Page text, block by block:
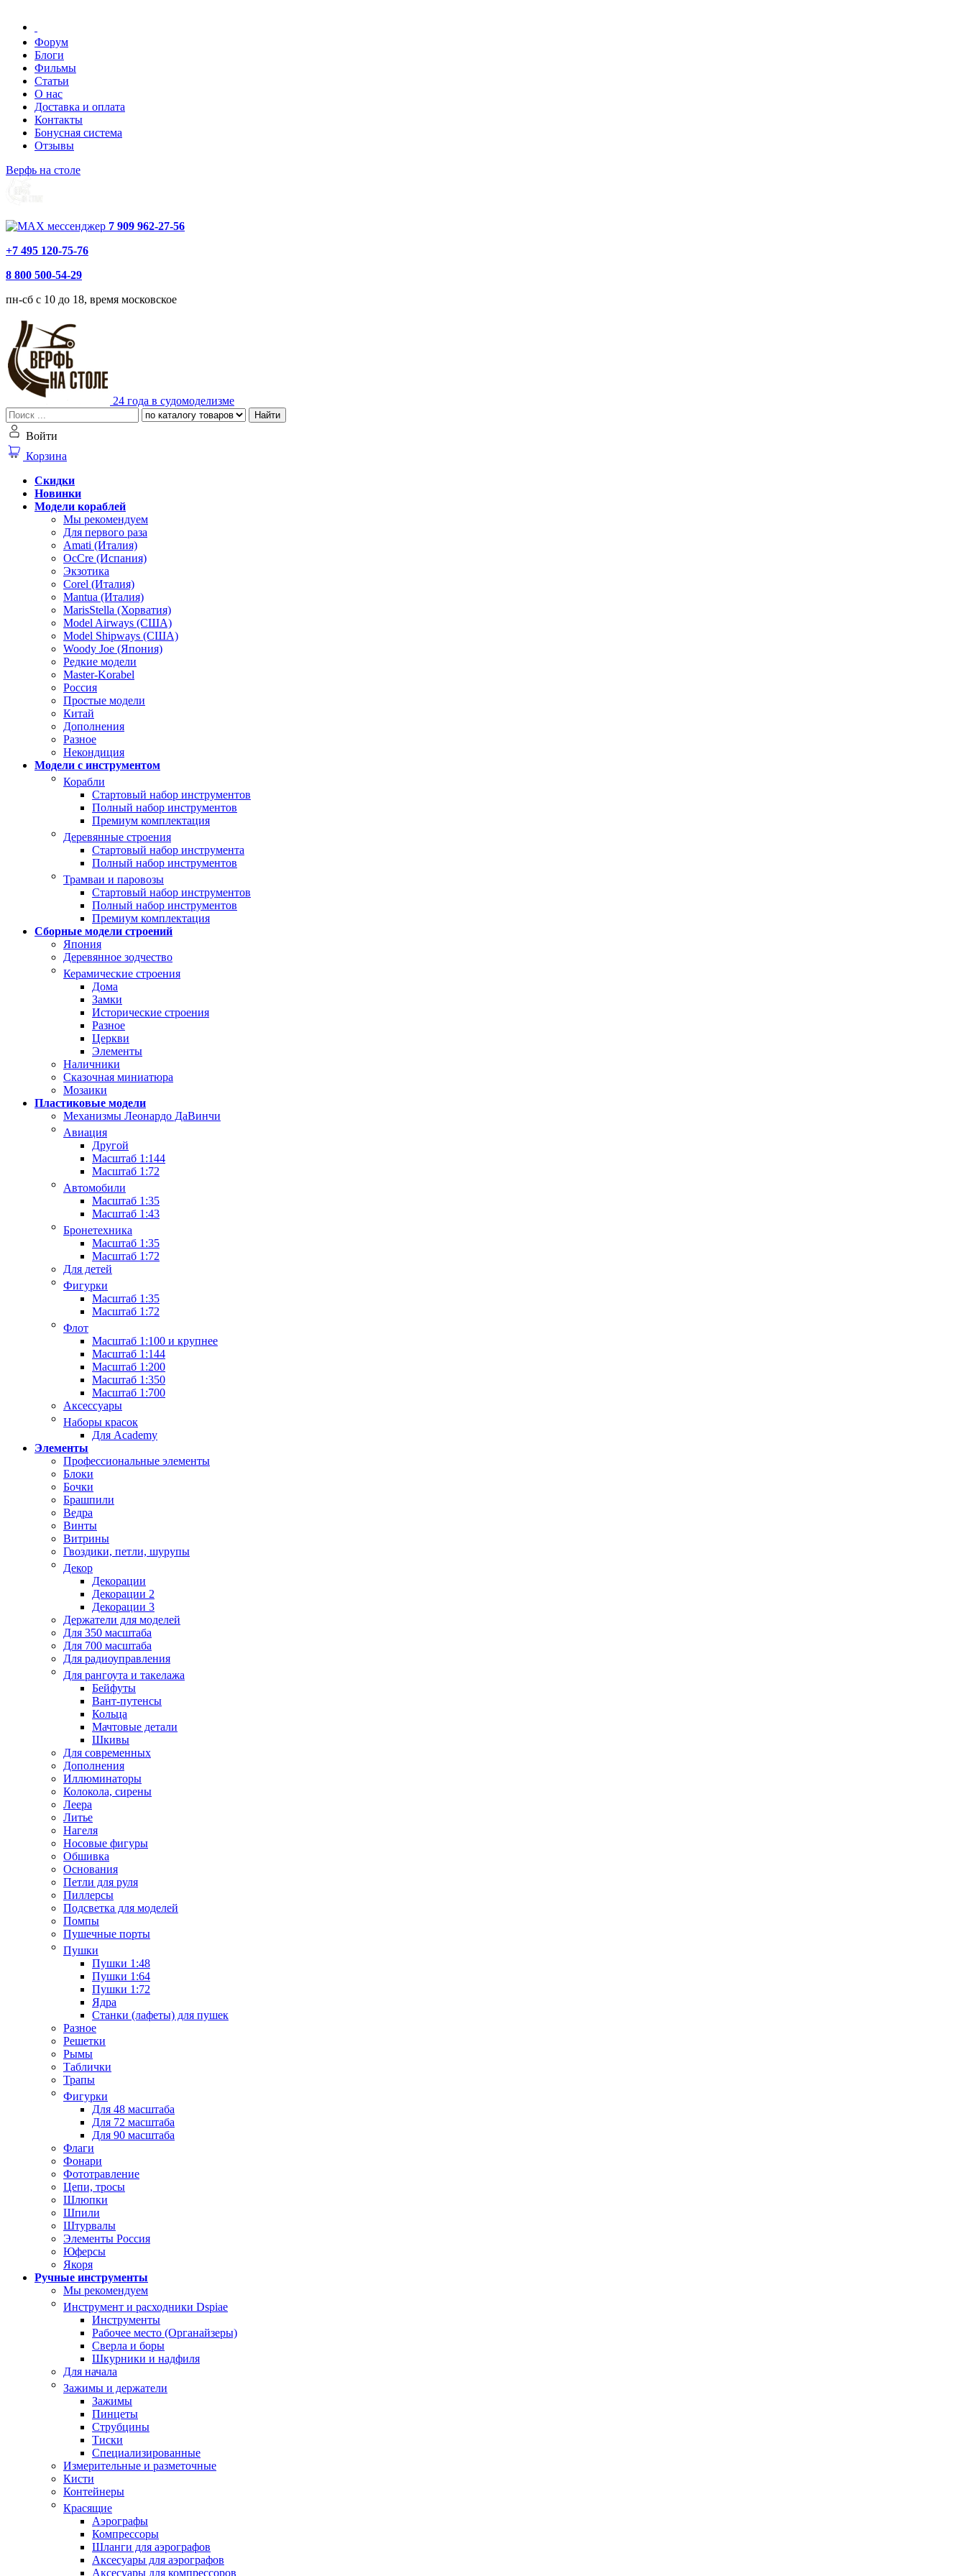
Форум
Блоги
Фильмы
Статьи
О нас
Доставка и оплата
Контакты
Бонусная система
Отзывы
Верфь на столе
7 909 962-27-56
+7 495 120-75-76
8 800 500-54-29
пн-сб с 10 до 18, время московское
24 года в судомоделизме
Найти
Войти
Корзина
Скидки
Новинки
Модели кораблей
Мы рекомендуем
Для первого раза
Amati (Италия)
OcCre (Испания)
Экзотика
Corel (Италия)
Mantua (Италия)
MarisStella (Хорватия)
Model Airways (США)
Model Shipways (США)
Woody Joe (Япония)
Редкие модели
Master-Korabel
Россия
Простые модели
Китай
Дополнения
Разное
Некондиция
Модели с инструментом
Корабли
Стартовый набор инструментов
Полный набор инструментов
Премиум комплектация
Деревянные строения
Стартовый набор инструмента
Полный набор инструментов
Трамваи и паровозы
Стартовый набор инструментов
Полный набор инструментов
Премиум комплектация
Сборные модели строений
Япония
Деревянное зодчество
Керамические строения
Дома
Замки
Исторические строения
Разное
Церкви
Элементы
Наличники
Сказочная миниатюра
Мозаики
Пластиковые модели
Механизмы Леонардо ДаВинчи
Авиация
Другой
Масштаб 1:144
Масштаб 1:72
Автомобили
Масштаб 1:35
Масштаб 1:43
Бронетехника
Масштаб 1:35
Масштаб 1:72
Для детей
Фигурки
Масштаб 1:35
Масштаб 1:72
Флот
Масштаб 1:100 и крупнее
Масштаб 1:144
Масштаб 1:200
Масштаб 1:350
Масштаб 1:700
Аксессуары
Наборы красок
Для Academy
Элементы
Профессиональные элементы
Блоки
Бочки
Брашпили
Ведра
Винты
Витрины
Гвоздики, петли, шурупы
Декор
Декорации
Декорации 2
Декорации 3
Держатели для моделей
Для 350 масштаба
Для 700 масштаба
Для радиоуправления
Для рангоута и такелажа
Бейфуты
Вант-путенсы
Кольца
Мачтовые детали
Шкивы
Для современных
Дополнения
Иллюминаторы
Колокола, сирены
Леера
Литье
Нагеля
Носовые фигуры
Обшивка
Основания
Петли для руля
Пиллерсы
Подсветка для моделей
Помпы
Пушечные порты
Пушки
Пушки 1:48
Пушки 1:64
Пушки 1:72
Ядра
Станки (лафеты) для пушек
Разное
Решетки
Рымы
Таблички
Трапы
Фигурки
Для 48 масштаба
Для 72 масштаба
Для 90 масштаба
Флаги
Фонари
Фототравление
Цепи, тросы
Шлюпки
Шпили
Штурвалы
Элементы Россия
Юферсы
Якоря
Ручные инструменты
Мы рекомендуем
Инструмент и расходники Dspiae
Инструменты
Рабочее место (Органайзеры)
Сверла и боры
Шкурники и надфиля
Для начала
Зажимы и держатели
Зажимы
Пинцеты
Струбцины
Тиски
Специализированные
Измерительные и разметочные
Кисти
Контейнеры
Красящие
Аэрографы
Компрессоры
Шланги для аэрографов
Аксесуары для аэрографов
Аксесуары для компрессоров